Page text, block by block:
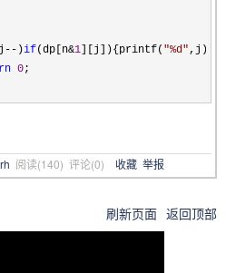
)if(dp[n&1 ][j]){printf( "%d",j);
0;
阅读(140) 评论(0) 收藏 举报
刷新页面 返回顶部